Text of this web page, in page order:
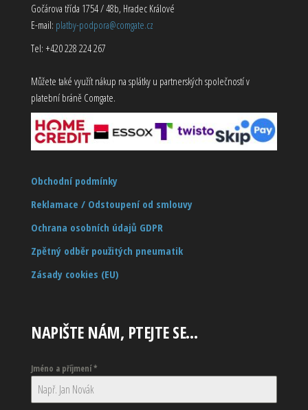
Gočárova třída 1754 / 48b, Hradec Králové
E-mail: platby-podpora@comgate.cz
Tel: +420 228 224 267
Můžete také využít nákup na splátky u partnerských společností v
platební bráně Comgate.
Obchodní podmínky
Reklamace / Odstoupení od smlouvy
Ochrana osobních údajů GDPR
Zpětný odběr použitých pneumatik
Zásady cookies (EU)
NAPIŠTE NÁM, PTEJTE SE…
Jméno a příjmení*